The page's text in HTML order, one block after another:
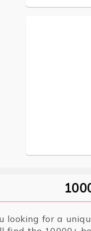
looking for a